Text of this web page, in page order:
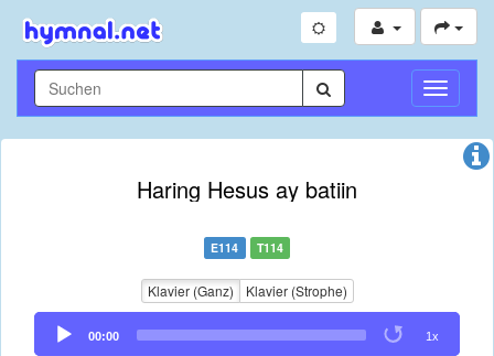
Haring Hesus ay batiin
E114 T114
Klavier (Ganz) Klavier (Strophe)
Audio
Player
00:00 1x